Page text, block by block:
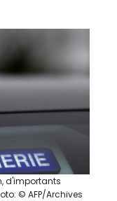
d'importants
© AFP/Archives